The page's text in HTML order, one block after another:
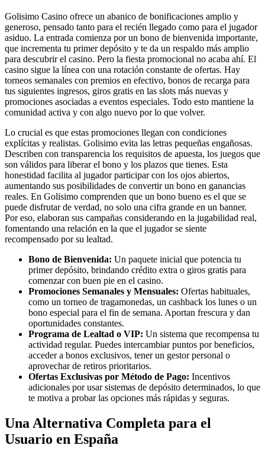
Golisimo Casino ofrece un abanico de bonificaciones amplio y
generoso, pensado tanto para el recién llegado como para el jugador
asiduo. La entrada comienza por un bono de bienvenida importante,
que incrementa tu primer depósito y te da un respaldo más amplio
para descubrir el casino. Pero la fiesta promocional no acaba ahí. El
casino sigue la línea con una rotación constante de ofertas. Hay
torneos semanales con premios en efectivo, bonos de recarga para
tus siguientes ingresos, giros gratis en las slots más nuevas y
promociones asociadas a eventos especiales. Todo esto mantiene la
comunidad activa y con algo nuevo por lo que volver.
Lo crucial es que estas promociones llegan con condiciones
explícitas y realistas. Golisimo evita las letras pequeñas engañosas.
Describen con transparencia los requisitos de apuesta, los juegos que
son válidos para liberar el bono y los plazos que tienes. Esta
honestidad facilita al jugador participar con los ojos abiertos,
aumentando sus posibilidades de convertir un bono en ganancias
reales. En Golisimo comprenden que un bono bueno es el que se
puede disfrutar de verdad, no solo una cifra grande en un banner.
Por eso, elaboran sus campañas considerando en la jugabilidad real,
fomentando una relación en la que el jugador se siente
recompensado por su lealtad.
Bono de Bienvenida: Un paquete inicial que potencia tu
primer depósito, brindando crédito extra o giros gratis para
comenzar con buen pie en el casino.
Promociones Semanales y Mensuales: Ofertas habituales,
como un torneo de tragamonedas, un cashback los lunes o un
bono especial para el fin de semana. Aportan frescura y dan
oportunidades constantes.
Programa de Lealtad o VIP: Un sistema que recompensa tu
actividad regular. Puedes intercambiar puntos por beneficios,
acceder a bonos exclusivos, tener un gestor personal o
aprovechar de retiros prioritarios.
Ofertas Exclusivas por Método de Pago: Incentivos
adicionales por usar sistemas de depósito determinados, lo que
te motiva a probar las opciones más rápidas y seguras.
Una Alternativa Completa para el
Usuario en España